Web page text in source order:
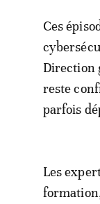
Ces
Direction
reste
parfois
Les